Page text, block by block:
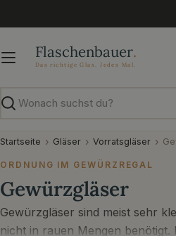
Inhalt
Suchen
Startseite Gläser Vorratsgläser
ORDNUNG IM GEWÜRZREGAL
Gewürzgläser
Gewürzgläser sind meist sehr
nicht in rauen Mengen